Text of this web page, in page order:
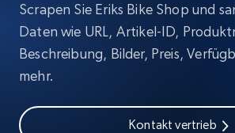
Scrapen Sie Eriks Bike Shop und
Daten wie URL, Artikel-ID,
Beschreibung, Bilder, Preis,
mehr.
Kontakt vertrieb